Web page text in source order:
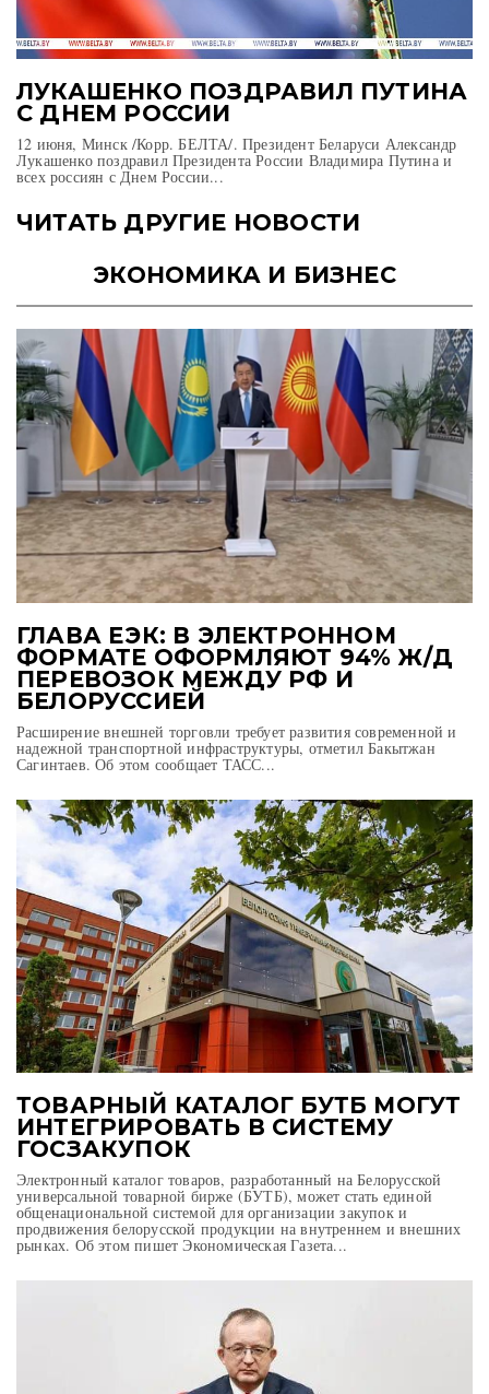
ЛУКАШЕНКО ПОЗДРАВИЛ ПУТИНА
С ДНЕМ РОССИИ
12 июня, Минск /Корр. БЕЛТА/. Президент Беларуси Александр
Лукашенко поздравил Президента России Владимира Путина и
всех россиян с Днем России...
ЧИТАТЬ ДРУГИЕ НОВОСТИ
ЭКОНОМИКА И БИЗНЕС
ГЛАВА ЕЭК: В ЭЛЕКТРОННОМ
ФОРМАТЕ ОФОРМЛЯЮТ 94% Ж/Д
ПЕРЕВОЗОК МЕЖДУ РФ И
БЕЛОРУССИЕЙ
Расширение внешней торговли требует развития современной и
надежной транспортной инфраструктуры, отметил Бакытжан
Сагинтаев. Об этом сообщает ТАСС...
ТОВАРНЫЙ КАТАЛОГ БУТБ МОГУТ
ИНТЕГРИРОВАТЬ В СИСТЕМУ
ГОСЗАКУПОК
Электронный каталог товаров, разработанный на Белорусской
универсальной товарной бирже (БУТБ), может стать единой
общенациональной системой для организации закупок и
продвижения белорусской продукции на внутреннем и внешних
рынках. Об этом пишет Экономическая Газета...